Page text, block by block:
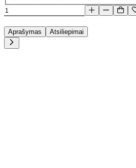
Aprašymas Atsiliepimai